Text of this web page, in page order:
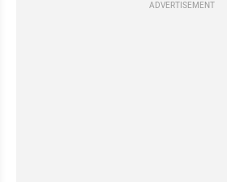
ADVERTISEMENT